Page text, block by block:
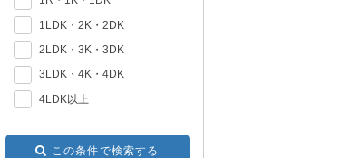
1LDK・2K・2DK
2LDK・3K・3DK
3LDK・4K・4DK
4LDK以上
この条件で検索する